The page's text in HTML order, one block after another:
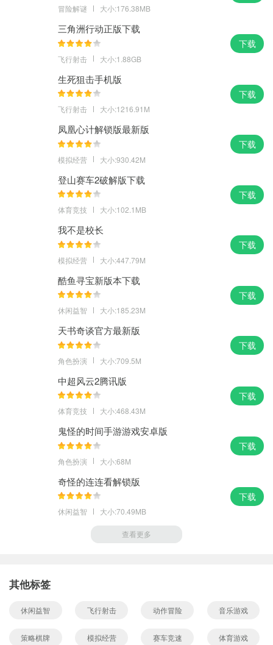
冒险解谜 大小:176.38MB
三角洲行动正版下载
飞行射击 大小:1.88GB
下载
生死狙击手机版
飞行射击 大小:1216.91M
下载
凤凰心计解锁版最新版
模拟经营 大小:930.42M
下载
登山赛车2破解版下载
体育竞技 大小:102.1MB
下载
我不是校长
模拟经营 大小:447.79M
下载
酷鱼寻宝新版本下载
休闲益智 大小:185.23M
下载
天书奇谈官方最新版
角色扮演 大小:709.5M
下载
中超风云2腾讯版
体育竞技 大小:468.43M
下载
鬼怪的时间手游游戏安卓版
角色扮演 大小:68M
下载
奇怪的连连看解锁版
休闲益智 大小:70.49MB
下载
查看更多
其他标签
休闲益智 飞行射击 动作冒险 音乐游戏
策略棋牌 模拟经营 赛车竞速 体育游戏